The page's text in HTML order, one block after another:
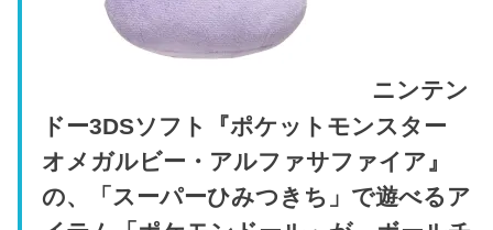
ニンテン
ドー3DSソフト『ポケットモンスター
オメガルビー・アルファサファイア』
の、「スーパーひみつきち」で遊べるア